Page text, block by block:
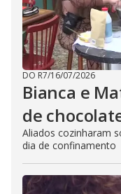
DO R7/16/07/2026
Bianca e
de
Aliados cozinharam
dia de confinamento